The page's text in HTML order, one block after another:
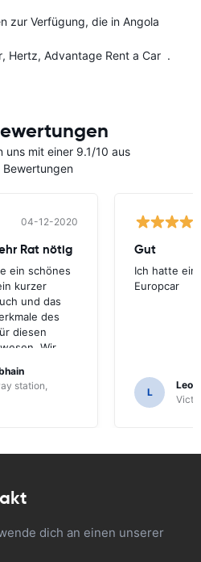
zur Verfügung, die in Angola
Hertz Advantage Rent a Car .
uns mit einer 9.1/10 aus
Bewertungen
04-12-2020
Rat nötig
ein schönes
kurzer
und das
des
diesen
Wir
dafür
SAT NAV
station,
Gut
Ich hatte
Europcar
L
dich an einen unserer